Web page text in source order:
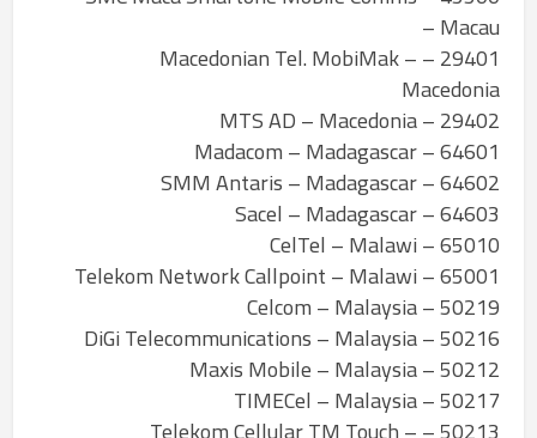
– Macau
29401 – Macedonian Tel. MobiMak –
Macedonia
29402 – MTS AD – Macedonia
64601 – Madacom – Madagascar
64602 – SMM Antaris – Madagascar
64603 – Sacel – Madagascar
65010 – CelTel – Malawi
65001 – Telekom Network Callpoint – Malawi
50219 – Celcom – Malaysia
50216 – DiGi Telecommunications – Malaysia
50212 – Maxis Mobile – Malaysia
50217 – TIMECel – Malaysia